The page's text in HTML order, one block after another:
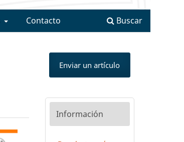
Contacto Buscar
Enviar un artículo
Información